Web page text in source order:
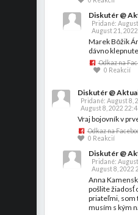
Diskutér @
Pridané:
August 21,
Marek Bôžik
dávno
Odkaz na
0 Reakcií
Diskutér @
Pridané:August 8,
August 8, 2022
Vraj bojovník v
Odkaz na
0 Reakcií
Diskutér @
Pridané:
August 8, 2022
Anna
pošlite žiadosť
priateľmi, som
musím s kým